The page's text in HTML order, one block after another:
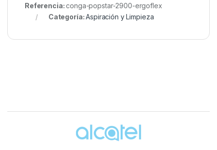
Referencia:conga-popstar-2900-ergoflex
Categoría:Aspiración y Limpieza